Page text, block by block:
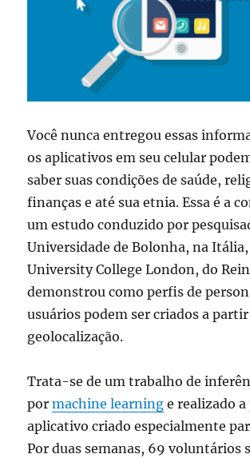
Você nunca entregou essas
os aplicativos em seu celular
saber suas condições de saúde,
finanças e até sua etnia. Essa é a
um estudo conduzido por
Universidade de Bolonha, na Itália,
University College London, do
demonstrou como perfis de
usuários podem ser criados a partir
geolocalização.
Trata-se de um trabalho de
pormachine learning e realizado
aplicativo criado especialmente
Por duas semanas, 69 voluntários